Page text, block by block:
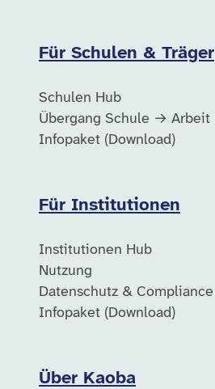
Für Schulen & Träger
Schulen Hub
Übergang Schule → Arbeit
Infopaket (Download)
Für Institutionen
Institutionen Hub
Nutzung
Datenschutz & Compliance
Infopaket (Download)
Über Kaoba